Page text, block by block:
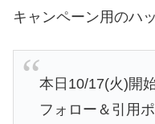
キャンペーン用のハ
本日10/17(火)開
フォロー＆引用